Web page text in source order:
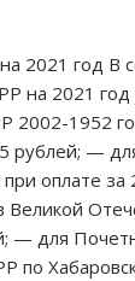
2021 год В
на 2021 год
2002-1952
рублей; —
оплате
— для
по